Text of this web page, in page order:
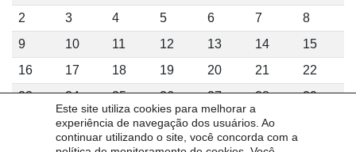
Este site utiliza cookies para melhorar a
experiência de navegação dos usuários. Ao
continuar utilizando o site, você concorda com a
agosto 2026
2
3 4 5 6 7
8
9
10 11 12 13 14
15
16
17 18 19 20 21
22
23
24 25 26 27 28
29
31